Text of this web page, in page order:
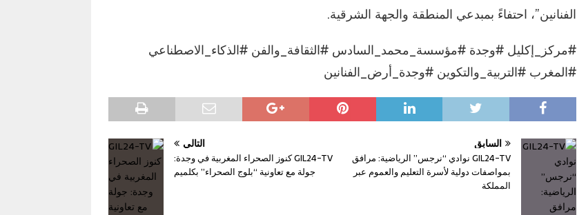
الفنانين”، احتفاءً بمبدعي المنطقة والجهة الشرقية.
#مركز_إكليل #وجدة #مؤسسة_محمد_السادس #الثقافة_والفن #الذكاء_الاصطناعي
#المغرب #التربية_والتكوين #وجدة_أرض_الفنانين
السابق
GIL24-TV نوادي “نرجس” الرياضية: مرافق
بمواصفات دولية لأسرة التعليم والعموم عبر
المملكة
التالي
GIL24-TV كنوز الصحراء المغربية في وجدة:
جولة مع تعاونية “بلوج الصحراء” بكلميم